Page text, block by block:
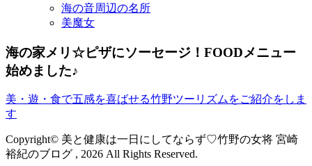
海の音周辺の名所
美魔女
海の家メリ☆ピザにソーセージ！FOODメニュー
始めました♪
美・遊・食で五感を喜ばせる竹野ツーリズムをご紹介をしま
す
Copyright© 美と健康は一日にしてならず♡竹野の女将 宮崎
裕紀のブログ , 2026 All Rights Reserved.